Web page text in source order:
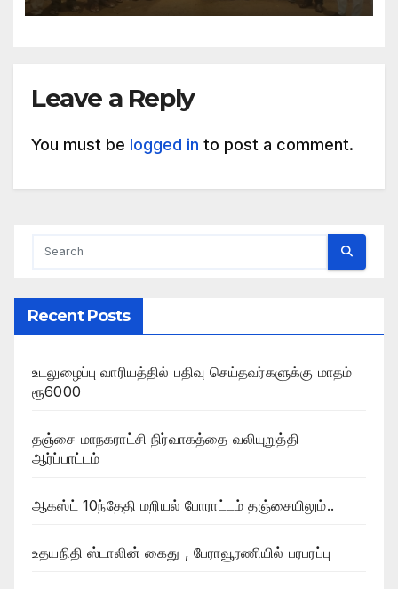
Leave a Reply
You must be logged in to post a comment.
Recent Posts
உடலுழைப்பு வாரியத்தில் பதிவு செய்தவர்களுக்கு மாதம்
ரூ6000
தஞ்சை மாநகராட்சி நிர்வாகத்தை வலியுறுத்தி
ஆர்ப்பாட்டம்
ஆகஸ்ட் 10ந்தேதி மறியல் போராட்டம் தஞ்சையிலும்..
உதயநிதி ஸ்டாலின் கைது , பேராவூரணியில் பரபரப்பு